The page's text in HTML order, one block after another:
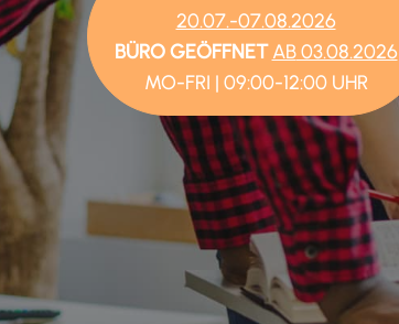
20.07.-07.08.2026
BÜRO GEÖFFNETAB03.08.2026
MO-FRI | 09:00-12:00 UHR